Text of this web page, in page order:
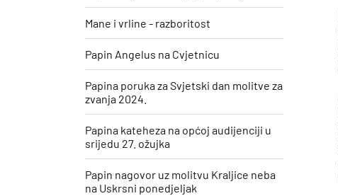
Mane i vrline - razboritost
Papin Angelus na Cvjetnicu
Papina poruka za Svjetski dan molitve za
zvanja 2024.
Papina kateheza na općoj audijenciji u
srijedu 27. ožujka
Papin nagovor uz molitvu Kraljice neba
na Uskrsni ponedjeljak